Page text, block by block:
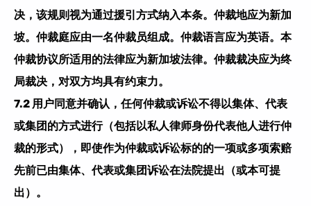
决，该规则视为通过援引方式纳入本条。仲裁地应为新加
坡。仲裁庭应由一名仲裁员组成。仲裁语言应为英语。本
仲裁协议所适用的法律应为新加坡法律。仲裁裁决应为终
局裁决，对双方均具有约束力。
7.2 用户同意并确认，任何仲裁或诉讼不得以集体、代表
或集团的方式进行（包括以私人律师身份代表他人进行仲
裁的形式），即使作为仲裁或诉讼标的的一项或多项索赔
先前已由集体、代表或集团诉讼在法院提出（或本可提
出）。